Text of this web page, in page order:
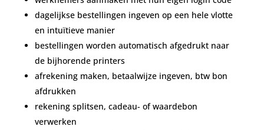
dagelijkse bestellingen ingeven op een hele vlotte
en intuïtieve manier
bestellingen worden automatisch afgedrukt naar
de bijhorende printers
afrekening maken, betaalwijze ingeven, btw bon
afdrukken
rekening splitsen, cadeau- of waardebon
verwerken